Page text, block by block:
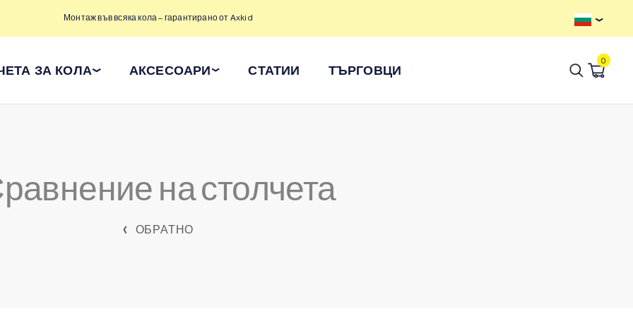
Монтаж във всяка кола – гарантирано от Axkid
ЗА КОЛА АКСЕСОАРИ СТАТИИ ТЪРГОВЦИ
0
на столчета
ОБРАТНО